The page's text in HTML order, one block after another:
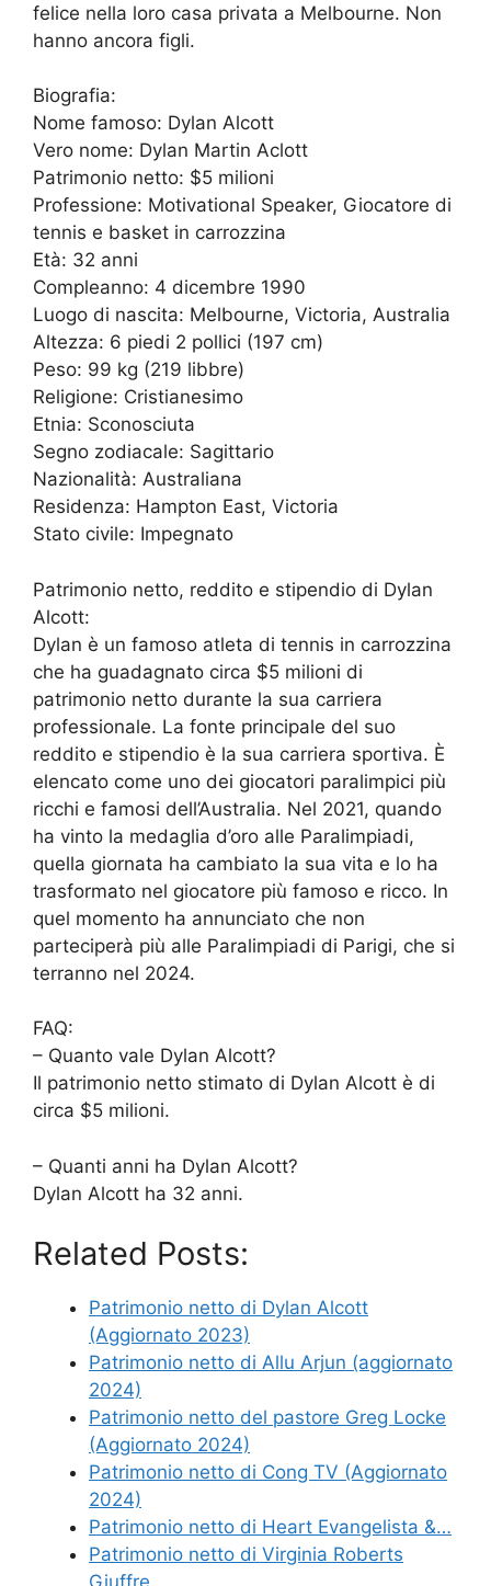
felice nella loro casa privata a Melbourne. Non
hanno ancora figli.
Biografia:
Nome famoso: Dylan Alcott
Vero nome: Dylan Martin Aclott
Patrimonio netto: $5 milioni
Professione: Motivational Speaker, Giocatore di
tennis e basket in carrozzina
Età: 32 anni
Compleanno: 4 dicembre 1990
Luogo di nascita: Melbourne, Victoria, Australia
Altezza: 6 piedi 2 pollici (197 cm)
Peso: 99 kg (219 libbre)
Religione: Cristianesimo
Etnia: Sconosciuta
Segno zodiacale: Sagittario
Nazionalità: Australiana
Residenza: Hampton East, Victoria
Stato civile: Impegnato
Patrimonio netto, reddito e stipendio di Dylan
Alcott:
Dylan è un famoso atleta di tennis in carrozzina
che ha guadagnato circa $5 milioni di
patrimonio netto durante la sua carriera
professionale. La fonte principale del suo
reddito e stipendio è la sua carriera sportiva. È
elencato come uno dei giocatori paralimpici più
ricchi e famosi dell’Australia. Nel 2021, quando
ha vinto la medaglia d’oro alle Paralimpiadi,
quella giornata ha cambiato la sua vita e lo ha
trasformato nel giocatore più famoso e ricco. In
quel momento ha annunciato che non
parteciperà più alle Paralimpiadi di Parigi, che si
terranno nel 2024.
FAQ:
– Quanto vale Dylan Alcott?
Il patrimonio netto stimato di Dylan Alcott è di
circa $5 milioni.
– Quanti anni ha Dylan Alcott?
Dylan Alcott ha 32 anni.
Related Posts:
Patrimonio netto di Dylan Alcott
(Aggiornato 2023)
Patrimonio netto di Allu Arjun (aggiornato
2024)
Patrimonio netto del pastore Greg Locke
(Aggiornato 2024)
Patrimonio netto di Cong TV (Aggiornato
2024)
Patrimonio netto di Heart Evangelista &…
Patrimonio netto di Virginia Roberts